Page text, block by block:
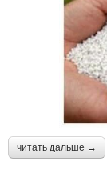
читать дальше →